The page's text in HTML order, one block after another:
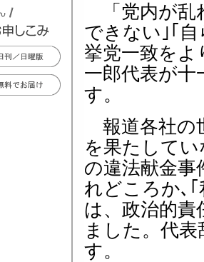
「党内が乱
できない｣｢
挙党一致を
一郎代表が十
す。
報道各社の
を果たして
の違法献金
れどころか､
は、政治的
ました。代
す。